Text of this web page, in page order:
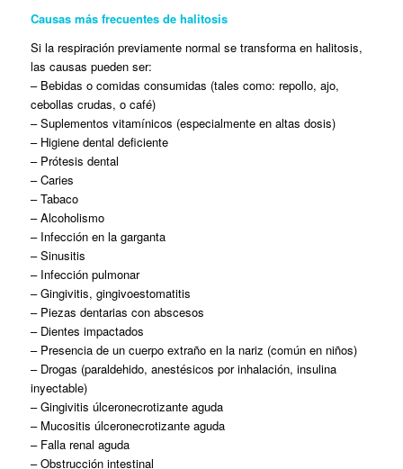
Causas más frecuentes de halitosis
Si la respiración previamente normal se transforma en halitosis,
las causas pueden ser:
– Bebidas o comidas consumidas (tales como: repollo, ajo,
cebollas crudas, o café)
– Suplementos vitamínicos (especialmente en altas dosis)
– Higiene dental deficiente
– Prótesis dental
– Caries
– Tabaco
– Alcoholismo
– Infección en la garganta
– Sinusitis
– Infección pulmonar
– Gingivitis, gingivoestomatitis
– Piezas dentarias con abscesos
– Dientes impactados
– Presencia de un cuerpo extraño en la nariz (común en niños)
– Drogas (paraldehido, anestésicos por inhalación, insulina
inyectable)
– Gingivitis úlceronecrotizante aguda
– Mucositis úlceronecrotizante aguda
– Falla renal aguda
– Obstrucción intestinal